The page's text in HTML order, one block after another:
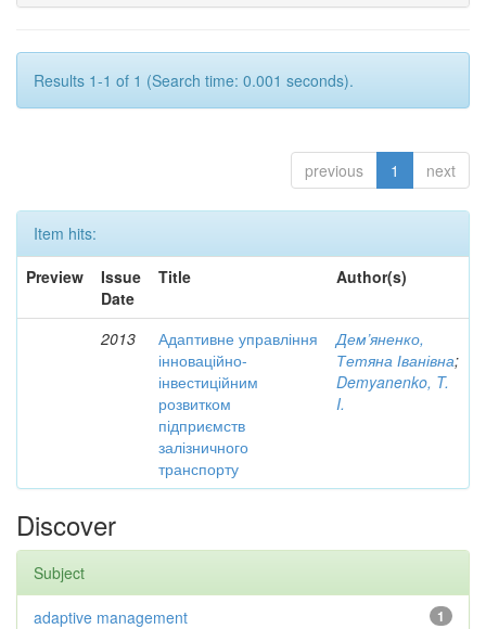
Results 1-1 of 1 (Search time: 0.001 seconds).
previous 1 next
Item hits:
Preview
Issue
Date
Title Author(s)
2013
Адаптивне управління
інноваційно-
інвестиційним
розвитком
підприємств
залізничного
транспорту
Дем’яненко,
Тетяна Іванівна;
Demyanenko, T.
I.
Discover
Subject
1
adaptive management